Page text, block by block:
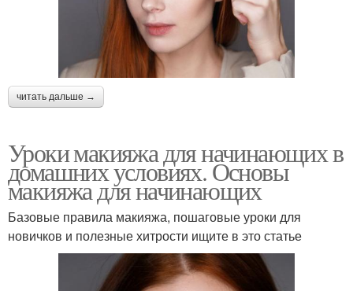
читать дальше →
Уроки макияжа для начинающих в
домашних условиях. Основы
макияжа для начинающих
Базовые правила макияжа, пошаговые уроки для
новичков и полезные хитрости ищите в это статье